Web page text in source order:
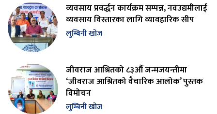
व्यवसाय प्रवर्द्धन कार्यक्रम सम्पन्न, नवउद्यमीलाई
व्यवसाय विस्तारका लागि व्यावहारिक सीप
लुम्बिनी खोज
जीवराज आश्रितको ८३औँ जन्मजयन्तीमा
‘जीवराज आश्रितको वैचारिक आलोक’ पुस्तक
विमोचन
लुम्बिनी खोज